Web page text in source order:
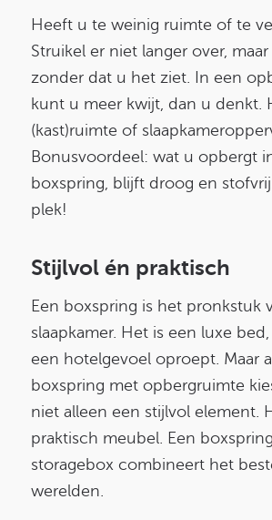
Heeft u te weinig ruimte of te
Struikel er niet langer over,
zonder dat u het ziet. In een
kunt u meer kwijt, dan u denkt.
(kast)ruimte of
Bonusvoordeel: wat u opbergt
boxspring, blijft droog en
plek!
Stijlvol én praktisch
Een boxspring is het pronkstuk
slaapkamer. Het is een luxe
een hotelgevoel oproept. Maar
boxspring met opbergruimte
niet alleen een stijlvol element.
praktisch meubel. Een
storagebox combineert het
werelden.